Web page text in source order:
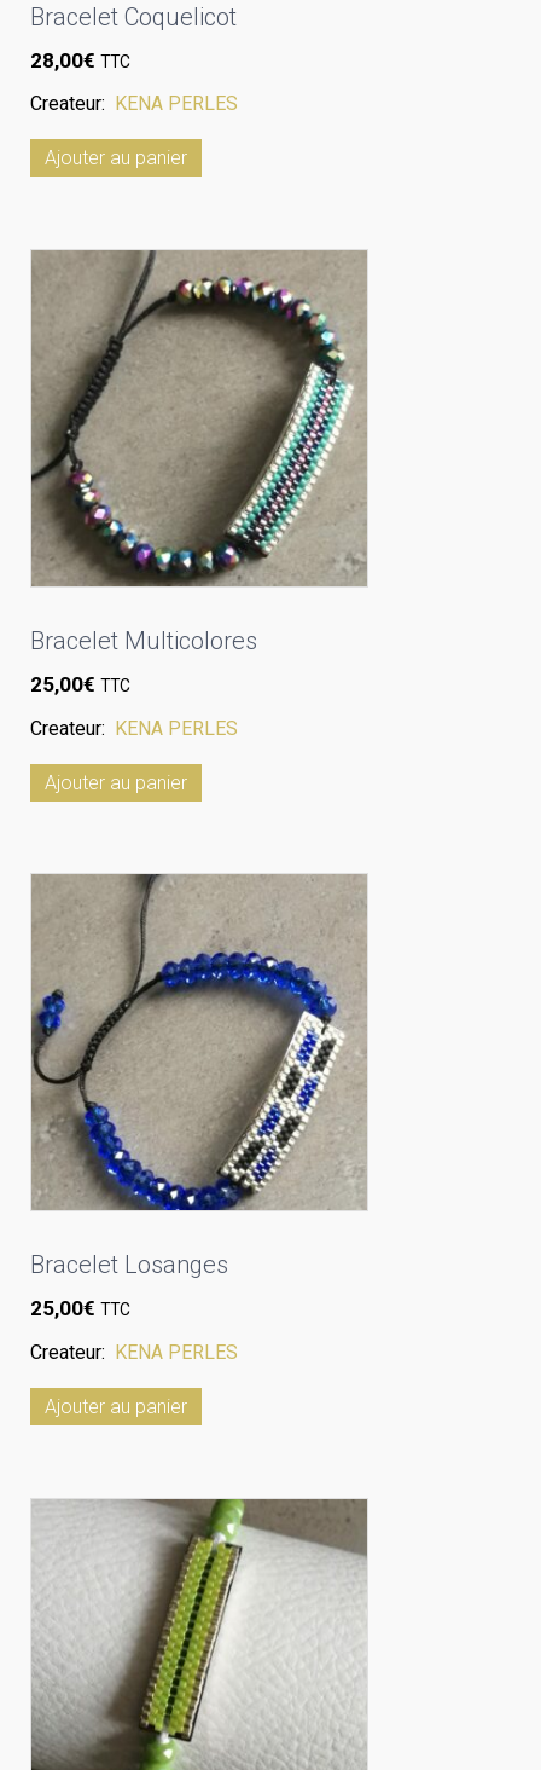
Bracelet Coquelicot
28,00€ TTC
Createur: KENA PERLES
Ajouter au panier
Bracelet Multicolores
25,00€ TTC
Createur: KENA PERLES
Ajouter au panier
Bracelet Losanges
25,00€ TTC
Createur: KENA PERLES
Ajouter au panier